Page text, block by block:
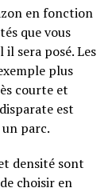
en fonction
que vous
il sera posé. Les
plus
courte et
est
parc.
densité sont
choisir en